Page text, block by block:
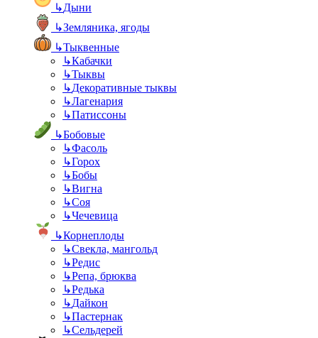
↳Дыни
↳Земляника, ягоды
↳Тыквенные
↳Кабачки
↳Тыквы
↳Декоративные тыквы
↳Лагенария
↳Патиссоны
↳Бобовые
↳Фасоль
↳Горох
↳Бобы
↳Вигна
↳Соя
↳Чечевица
↳Корнеплоды
↳Свекла, мангольд
↳Редис
↳Репа, брюква
↳Редька
↳Дайкон
↳Пастернак
↳Сельдерей